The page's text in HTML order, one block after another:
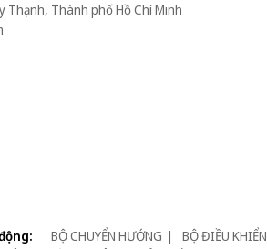
Thạnh, Thành phố Hồ Chí Minh
BỘ CHUYỂN HƯỚNG BỘ ĐIỀU KHIỂN